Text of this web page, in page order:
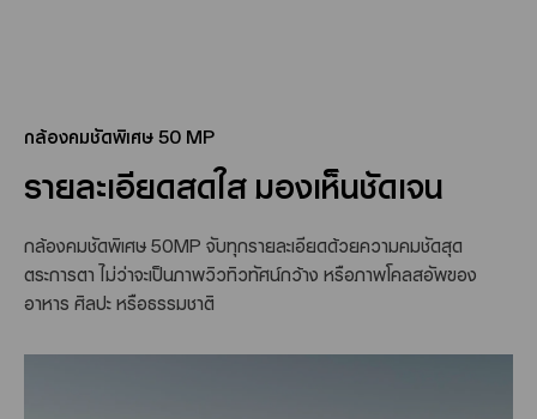
กล้องคมชัดพิเศษ 50 MP
รายละเอียดสดใส มองเห็นชัดเจน
กล้องคมชัดพิเศษ 50MP จับทุกรายละเอียดด้วยความคมชัดสุด
ตระการตา ไม่ว่าจะเป็นภาพวิวทิวทัศน์กว้าง หรือภาพโคลสอัพของ
อาหาร ศิลปะ หรือธรรมชาติ